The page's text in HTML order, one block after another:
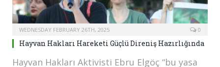
WEDNESDAY FEBRUARY 26TH, 2025 0
Hayvan Hakları Hareketi Güçlü Direniş Hazırlığında
Hayvan Hakları Aktivisti Ebru Elgöç “bu yasa